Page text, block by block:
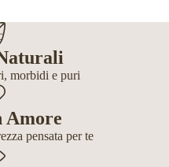
morbidi e puri
Amore
pensata per te